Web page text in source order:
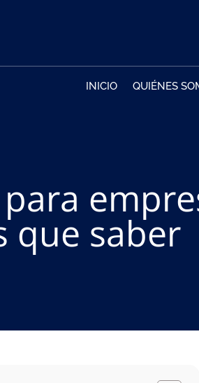
INICIO QUIÉNES
que saber